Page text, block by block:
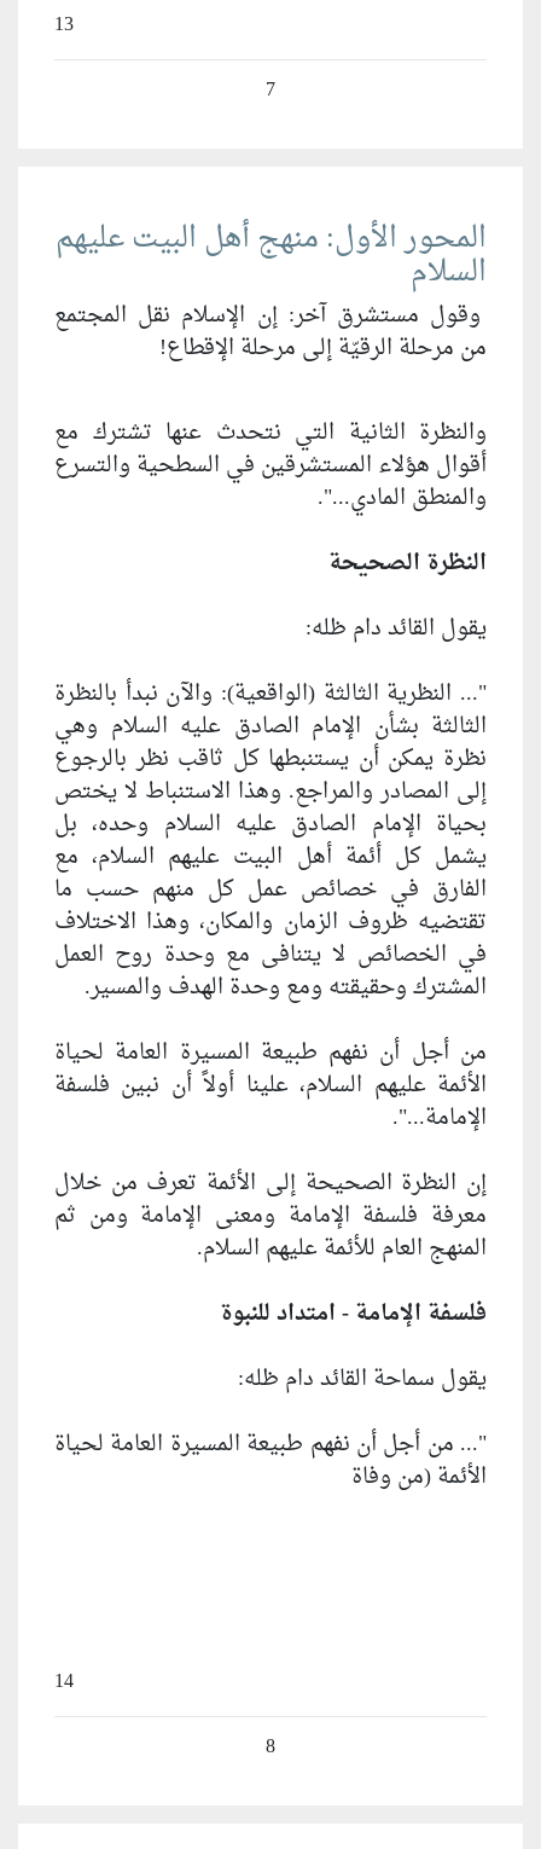
13
7
المحور الأول: منهج أهل البيت عليهم
السلام
وقول مستشرق آخر: إن الإسلام نقل المجتمع
من مرحلة الرقيّة إلى مرحلة الإقطاع!
والنظرة الثانية التي نتحدث عنها تشترك مع
أقوال هؤلاء المستشرقين في السطحية والتسرع
والمنطق المادي...".
النظرة الصحيحة
يقول القائد دام ظله:
"... النظرية الثالثة (الواقعية): والآن نبدأ بالنظرة
الثالثة بشأن الإمام الصادق عليه السلام وهي
نظرة يمكن أن يستنبطها كل ثاقب نظر بالرجوع
إلى المصادر والمراجع. وهذا الاستنباط لا يختص
بحياة الإمام الصادق عليه السلام وحده، بل
يشمل كل أئمة أهل البيت عليهم السلام، مع
الفارق في خصائص عمل كل منهم حسب ما
تقتضيه ظروف الزمان والمكان، وهذا الاختلاف
في الخصائص لا يتنافى مع وحدة روح العمل
المشترك وحقيقته ومع وحدة الهدف والمسير.
من أجل أن نفهم طبيعة المسيرة العامة لحياة
الأئمة عليهم السلام، علينا أولاً أن نبين فلسفة
الإمامة...".
إن النظرة الصحيحة إلى الأئمة تعرف من خلال
معرفة فلسفة الإمامة ومعنى الإمامة ومن ثم
المنهج العام للأئمة عليهم السلام.
فلسفة الإمامة - امتداد للنبوة
يقول سماحة القائد دام ظله:
"... من أجل أن نفهم طبيعة المسيرة العامة لحياة
الأئمة (من وفاة
14
8